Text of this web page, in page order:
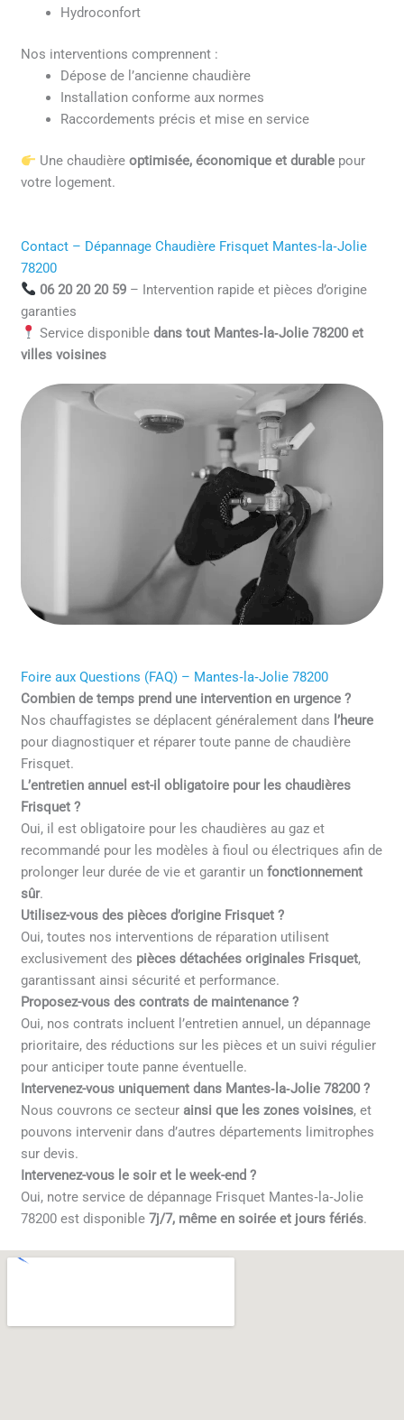
Hydroconfort
Nos interventions comprennent :
Dépose de l’ancienne chaudière
Installation conforme aux normes
Raccordements précis et mise en service
Une chaudière optimisée, économique et durablepour
votre logement.
Contact – Dépannage Chaudière Frisquet Mantes‑la‑Jolie
78200
06 20 20 20 59– Intervention rapide et pièces d’origine
garanties
Service disponible dans tout Mantes‑la‑Jolie 78200 et
villes voisines
Foire aux Questions (FAQ) – Mantes‑la‑Jolie 78200
Combien de temps prend une intervention en urgence ?
Nos chauffagistes se déplacent généralement dans l’heure
pour diagnostiquer et réparer toute panne de chaudière
Frisquet.
L’entretien annuel est-il obligatoire pour les chaudières
Frisquet ?
Oui, il est obligatoire pour les chaudières au gaz et
recommandé pour les modèles à fioul ou électriques afin de
prolonger leur durée de vie et garantir unfonctionnement
sûr.
Utilisez-vous des pièces d’origine Frisquet ?
Oui, toutes nos interventions de réparation utilisent
exclusivement des pièces détachées originales Frisquet,
garantissant ainsi sécurité et performance.
Proposez-vous des contrats de maintenance ?
Oui, nos contrats incluent l’entretien annuel, un dépannage
prioritaire, des réductions sur les pièces et un suivi régulier
pour anticiper toute panne éventuelle.
Intervenez-vous uniquement dans Mantes‑la‑Jolie 78200 ?
Nous couvrons ce secteur ainsi que les zones voisines, et
pouvons intervenir dans d’autres départements limitrophes
sur devis.
Intervenez-vous le soir et le week-end ?
Oui, notre service de dépannage Frisquet Mantes‑la‑Jolie
78200 est disponible7j/7, même en soirée et jours fériés.